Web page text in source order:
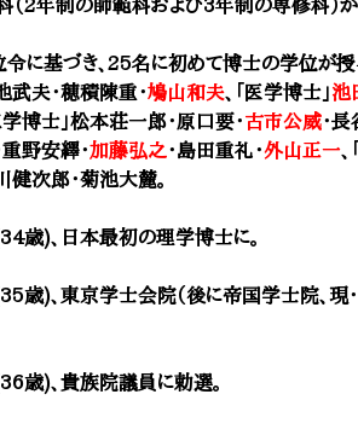
2年制の師範科および3年制の専修科）か
に基づき、25名に初めて博士の学位が授
武夫・穂積陳重・鳩山和夫、「医学博士」池
学博士」松本荘一郎・原口要・古市公威・
野安繹・加藤弘之 ・島田重礼・外山正一、
健次郎・菊池大麓。
)、日本最初の理学博士に。
、東京学士会院（後に帝国学士院、現
)、貴族院議員に勅選。